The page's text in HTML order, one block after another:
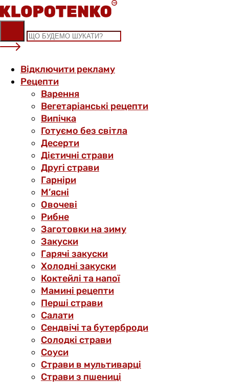
Skip
to
content
Відключити рекламу
Рецепти
Варення
Вегетаріанські рецепти
Випічка
Готуємо без світла
Десерти
Дієтичні страви
Другі страви
Гарніри
М’ясні
Овочеві
Рибне
Заготовки на зиму
Закуски
Гарячі закуски
Холодні закуски
Коктейлі та напої
Мамині рецепти
Перші страви
Салати
Сендвічі та бутерброди
Солодкі страви
Соуси
Страви в мультиварці
Страви з пшениці